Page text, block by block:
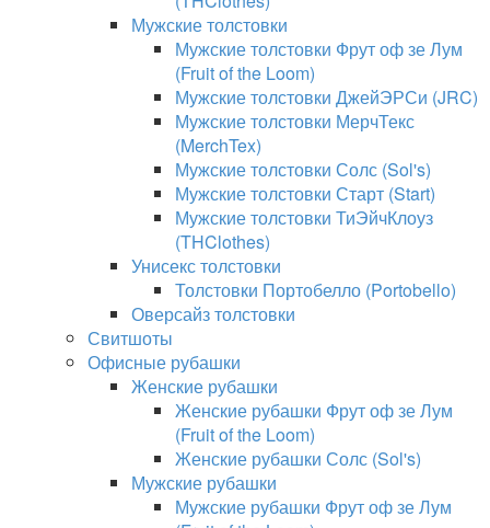
Мужские толстовки
Мужские толстовки Фрут оф зе Лум
(Fruit of the Loom)
Мужские толстовки ДжейЭРСи (JRC)
Мужские толстовки МерчТекс
(MerchTex)
Мужские толстовки Солс (Sol's)
Мужские толстовки Старт (Start)
Мужские толстовки ТиЭйчКлоуз
(THClothes)
Унисекс толстовки
Толстовки Портобелло (Portobello)
Оверсайз толстовки
Свитшоты
Офисные рубашки
Женские рубашки
Женские рубашки Фрут оф зе Лум
(Fruit of the Loom)
Женские рубашки Солс (Sol's)
Мужские рубашки
Мужские рубашки Фрут оф зе Лум